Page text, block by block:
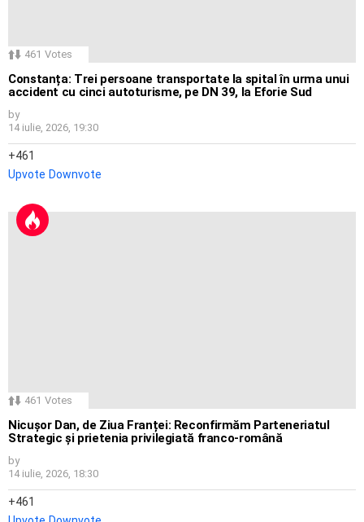
461 Votes
Constanța: Trei persoane transportate la spital în urma unui
accident cu cinci autoturisme, pe DN 39, la Eforie Sud
by
14 iulie, 2026, 19:30
461
Upvote Downvote
461 Votes
Nicușor Dan, de Ziua Franței: Reconfirmăm Parteneriatul
Strategic și prietenia privilegiată franco-română
by
14 iulie, 2026, 18:30
461